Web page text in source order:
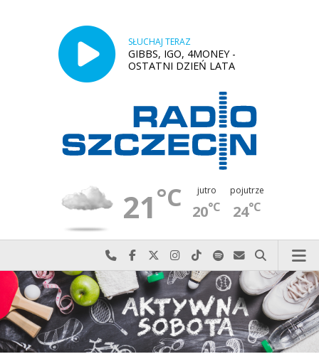
SŁUCHAJ TERAZ
GIBBS, IGO, 4MONEY -
OSTATNI DZIEŃ LATA
21°C jutro
20°C
pojutrze
24°C
Najlepiej po prostu do nas zadzwoń
Odwiedź nas na Facebook-u
Odwiedź nas na X
Odwiedź nas na Instagram-ie
Odwiedź nas na TikTok-u
Szukaj nas na Spotify
Wyślij do nas
Szukaj